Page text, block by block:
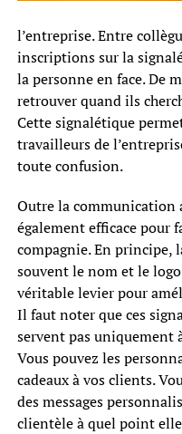
l’entreprise. Entre
inscriptions sur la
la personne en face. De
retrouver quand ils
Cette signalétique
travailleurs de
toute confusion.
Outre la communication
également efficace pour
compagnie. En principe,
souvent le nom et le
véritable levier pour
Il faut noter que ces
servent pas uniquement
Vous pouvez les
cadeaux à vos clients.
des messages
clientèle à quel point